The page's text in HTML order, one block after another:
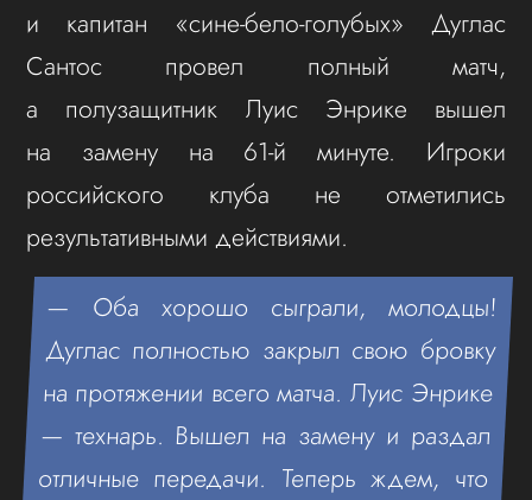
и капитан «сине‑бело‑голубых» Дуглас
Сантос провел полный матч,
а полузащитник Луис Энрике вышел
на замену на 61‑й минуте. Игроки
российского клуба не отметились
результативными действиями.
— Оба хорошо сыграли, молодцы!
Дуглас полностью закрыл свою бровку
на протяжении всего матча. Луис Энрике
— технарь. Вышел на замену и раздал
отличные передачи. Теперь ждем, что